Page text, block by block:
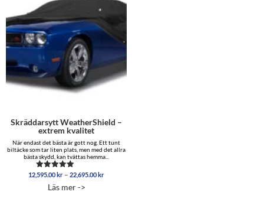
Skräddarsytt WeatherShield –
extrem kvalitet
När endast det bästa är gott nog. Ett tunt
biltäcke som tar liten plats, men med det allra
bästa skydd, kan tvättas hemma...
Betygsatt
av 5
12,595.00kr – 22,695.00krPrisintervall:
Läs mer ->